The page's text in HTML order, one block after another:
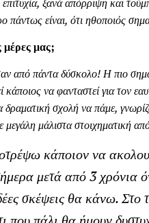
πάντως είναι, ότι ηθοποιός
μέρες μας;
από πάντα δύσκολο! Η πιο
να φανταστεί για τον
δραματική σχολή να πάμε,
μεγάλη μάλιστα στοιχηματική
κάποιον να
μετά από 3 χρόνια
σκέψεις θα κάνω. Στο